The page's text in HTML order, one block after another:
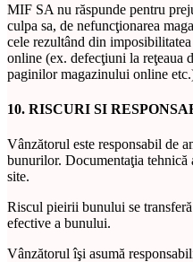
MIF SA nu răspunde pentru
culpa sa, de nefuncţionarea
cele rezultând din
online (ex. defecţiuni la reţeaua
paginilor magazinului online
10. RISCURI SI
Vânzătorul este responsabil de
bunurilor. Documentaţia tehnică
site.
Riscul pieirii bunului se
efective a bunului.
Vânzătorul îşi asumă